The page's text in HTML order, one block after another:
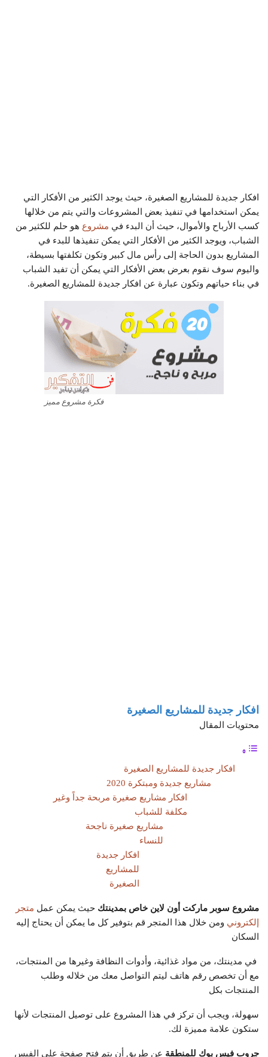
افكار جديدة للمشاريع الصغيرة، حيث يوجد الكثير من الأفكار التي
يمكن استخدامها في تنفيذ بعض المشروعات والتي يتم من خلالها
كسب الأرباح والأموال، حيث أن البدء في مشروع هو حلم للكثير من
الشباب، ويوجد الكثير من الأفكار التي يمكن تنفيذها للبدء في
المشاريع بدون الحاجة إلى رأس مال كبير وتكون تكلفتها بسيطة،
واليوم سوف نقوم بعرض بعض الأفكار التي يمكن أن تفيد الشباب
في بناء حياتهم وتكون عبارة عن افكار جديدة للمشاريع الصغيرة.
فكرة مشروع مميز
افكار جديدة للمشاريع الصغيرة
محتويات المقال
افكار جديدة للمشاريع الصغيرة
مشاريع جديدة ومبتكرة 2020
افكار مشاريع صغيرة مربحة جداً وغير
مكلفة للشباب
مشاريع صغيرة ناجحة
للنساء
افكار جديدة
للمشاريع
الصغيرة
مشروع سوبر ماركت أون لاين خاص بمدينتك حيث يمكن عمل متجر
إلكتروني ومن خلال هذا المتجر قم بتوفير كل ما يمكن أن يحتاج إليه
السكان
في مدينتك، من مواد غذائية، وأدوات النظافة وغيرها من المنتجات،
مع أن تخصص رقم هاتف ليتم التواصل معك من خلاله وطلب
المنتجات بكل
سهولة، ويجب أن تركز في هذا المشروع على توصيل المنتجات لأنها
ستكون علامة مميزة لك.
جروب فيس بوك للمنطقة عن طريق أن يتم فتح صفحة على الفيس